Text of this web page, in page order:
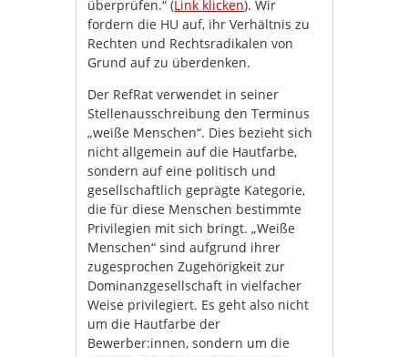
überprüfen.“ (Link klicken). Wir
fordern die HU auf, ihr Verhältnis zu
Rechten und Rechtsradikalen von
Grund auf zu überdenken.
Der RefRat verwendet in seiner
Stellenausschreibung den Terminus
„weiße Menschen“. Dies bezieht sich
nicht allgemein auf die Hautfarbe,
sondern auf eine politisch und
gesellschaftlich geprägte Kategorie,
die für diese Menschen bestimmte
Privilegien mit sich bringt. „Weiße
Menschen“ sind aufgrund ihrer
zugesprochen Zugehörigkeit zur
Dominanzgesellschaft in vielfacher
Weise privilegiert. Es geht also nicht
um die Hautfarbe der
Bewerber:innen, sondern um die